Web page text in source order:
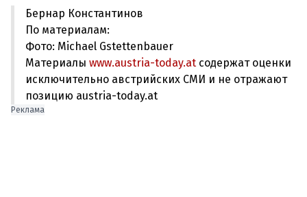
Бернар Константинов
По материалам:
Фото: Michael Gstettenbauer
Материалы www.austria-today.at содержат оценки
исключительно австрийских СМИ и не отражают
позицию austria-today.at
Реклама